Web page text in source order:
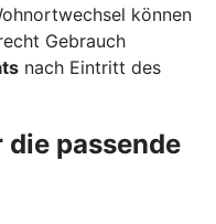
können
Gebrauch
nach Eintritt des
passende